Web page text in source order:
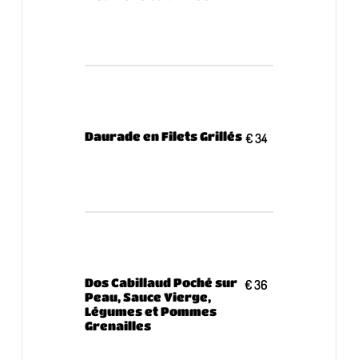
Daurade en Filets Grillés € 34
Dos Cabillaud Poché sur
Peau, Sauce Vierge,
Légumes et Pommes
Grenailles
€ 36